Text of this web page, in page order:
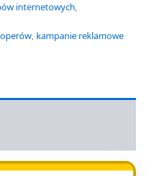
internetowych,
, kampanie reklamowe